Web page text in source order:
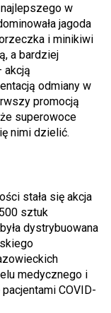
w
jagoda
i minikiwi
a bardziej
akcją
odmiany w
promocją
superowoce
nimi dzielić.
stała się akcja
sztuk
dystrybuowana
medycznego i
COVID-